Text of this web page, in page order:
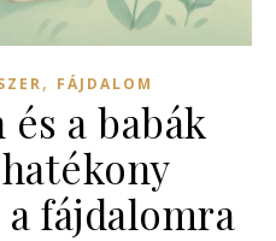
, FÁJDALOM
a babák
fájdalomra